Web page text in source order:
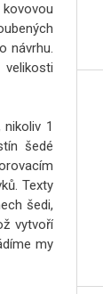
návrhu.
1
šedé
Texty
šedi,
vytvoří
my